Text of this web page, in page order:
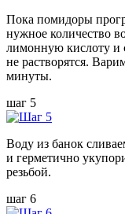
Пока помидоры
нужное количество
лимонную кислоту и
не растворятся.
минуты.
шаг 5
Воду из банок
и герметично
резьбой.
шаг 6